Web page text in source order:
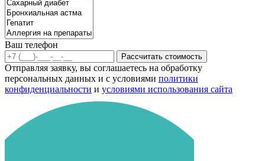
Ваш телефон
Рассчитать стоимость
Отправляя заявку, вы соглашаетесь на обработку
персональных данных и с условиями политики
конфиденциальности и условиями использования сайта